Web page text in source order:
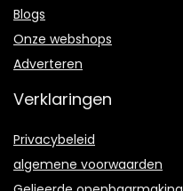
Blogs
Onze webshops
Adverteren
Verklaringen
Privacybeleid
algemene voorwaarden